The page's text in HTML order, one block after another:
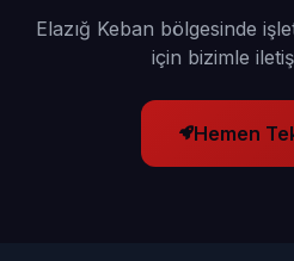
Elazığ Keban bölgesinde
için bizimle
Hemen